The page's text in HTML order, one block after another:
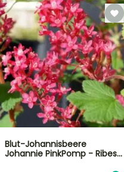
Blut-Johannisbeere
Johannie PinkPomp - Ribes…